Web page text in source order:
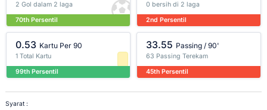
2 Gol dalam 2 laga
70th Persentil
0 bersih di 2 laga
2nd Persentil
0.53 Kartu Per 90
1 Total Kartu
99th Persentil
33.55 Passing / 90'
63 Passing Terekam
45th Persentil
Syarat :